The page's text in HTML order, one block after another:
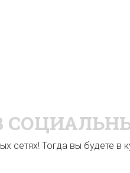
сетях! Тогда вы будете в